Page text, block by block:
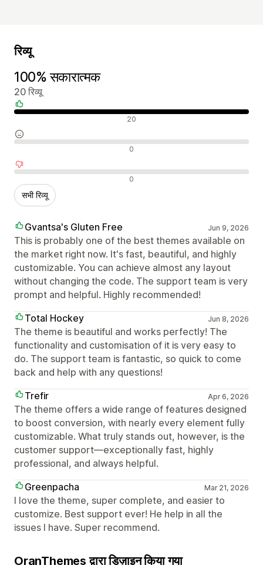
रिव्यू
100% सकारात्मक
20 रिव्यू
सकारात्मक रिव्यू 20
न्यूट्रल रिव्यू 0
नकारात्मक रिव्यू 0
सभी रिव्यू
Gvantsa's Gluten Free Jun 9, 2026
This is probably one of the best themes available on
the market right now. It's fast, beautiful, and highly
customizable. You can achieve almost any layout
without changing the code. The support team is very
prompt and helpful. Highly recommended!
Total Hockey
Jun 8, 2026
The theme is beautiful and works perfectly! The
functionality and customisation of it is very easy to
do. The support team is fantastic, so quick to come
back and help with any questions!
Trefir
Apr 6, 2026
The theme offers a wide range of features designed
to boost conversion, with nearly every element fully
customizable. What truly stands out, however, is the
customer support—exceptionally fast, highly
professional, and always helpful.
Greenpacha
Mar 21, 2026
I love the theme, super complete, and easier to
customize. Best support ever! He help in all the
issues I have. Super recommend.
OranThemes द्वारा डिज़ाइन किया गया